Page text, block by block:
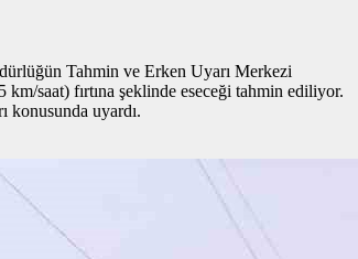
Tahmin ve Erken Uyarı Merkezi
saat) fırtına şeklinde eseceği tahmin ediliyor.
konusunda uyardı.